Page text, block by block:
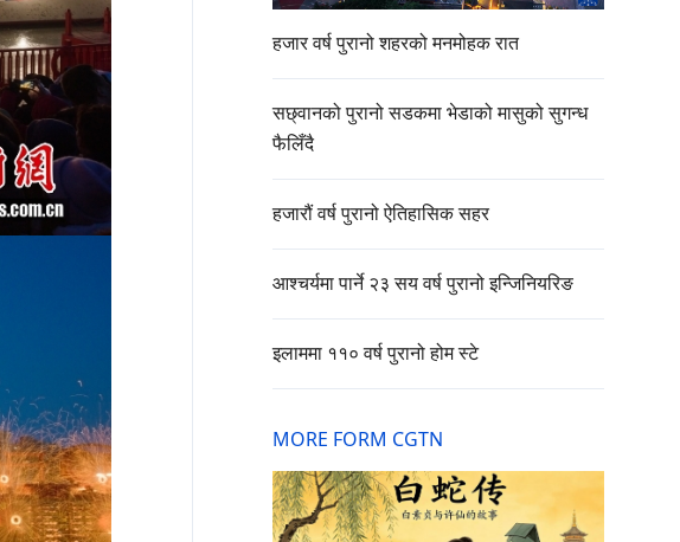
हजार वर्ष पुरानो शहरको मनमोहक रात
सछ्वानको पुरानो सडकमा भेडाको मासुको सुगन्ध
फैलिँदै
हजारौं वर्ष पुरानो ऐतिहासिक सहर
आश्चर्यमा पार्ने २३ सय वर्ष पुरानो इन्जिनियरिङ
इलाममा ११० वर्ष पुरानो होम स्टे
MORE FORM CGTN